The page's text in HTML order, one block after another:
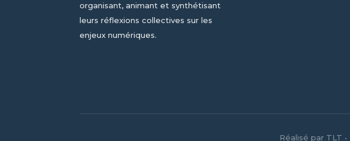
organisant, animant et synthétisant
leurs réflexions collectives sur les
enjeux numériques.
Réalisé par TLT •